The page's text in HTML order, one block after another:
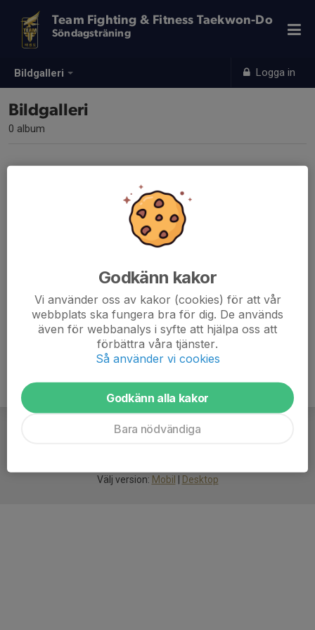
Bildgalleri Logga in
Team Fighting & Fitness Taekwon-Do
Söndagsträning
Bildgalleri
0 album
Inga album skapade
Välj version: Mobil Desktop
Godkänn kakor
Vi använder oss av kakor (cookies) för att vår
webbplats ska fungera bra för dig. De används
även för webbanalys i syfte att hjälpa oss att
förbättra våra tjänster.
Så använder vi cookies
Godkänn alla kakor
Bara nödvändiga